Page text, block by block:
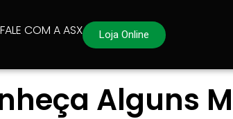
FALE COM A ASX Loja Online
Alguns